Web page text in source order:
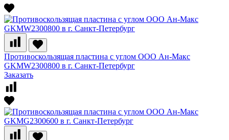
Противоскользящая пластина с углом ООО Ан-Макс
GKMW2300800 в г. Санкт-Петербург
Заказать